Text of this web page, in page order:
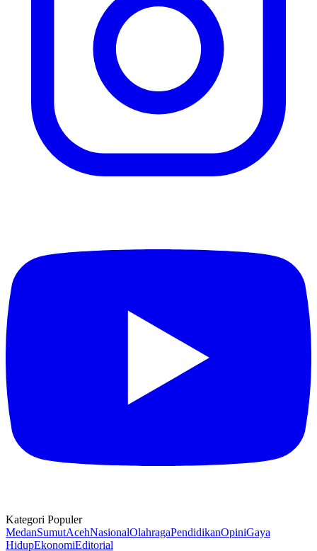
Kategori Populer
MedanSumutAcehNasionalOlahragaPendidikanOpiniGaya
HidupEkonomiEditorial